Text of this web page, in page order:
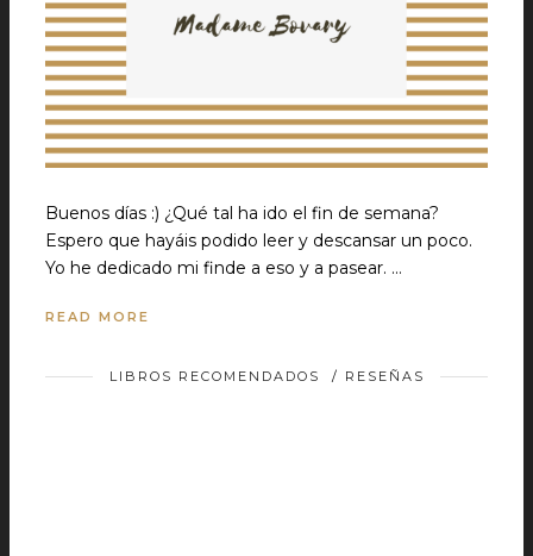
Buenos días :) ¿Qué tal ha ido el fin de semana?
Espero que hayáis podido leer y descansar un poco.
Yo he dedicado mi finde a eso y a pasear. …
READ MORE
LIBROS RECOMENDADOS / RESEÑAS